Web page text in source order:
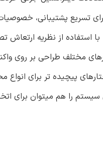
تسریع پشتیبانی،
استفاده از نظریه ارتعاش
مختلف طراحی بر روی
پیچیده تر برای انواع
سیستم را هم میتوان برای